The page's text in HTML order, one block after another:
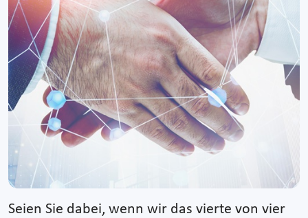
Seien Sie dabei, wenn wir das vierte von vier